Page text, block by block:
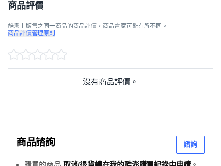
商品評價
酷澎上販售之同一商品的商品評價，商品賣家可能有所不同。
商品評價管理原則
沒有商品評價。
商品諮詢 諮詢
取消/退貨請在我的酷澎購買記錄中申請